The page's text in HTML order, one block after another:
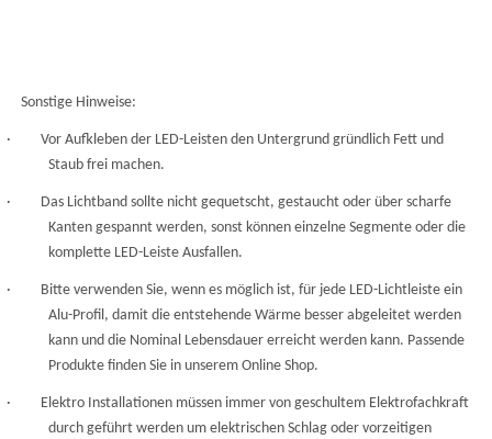
Sonstige Hinweise:
· Vor Aufkleben der LED-Leisten den Untergrund gründlich Fett und
Staub frei machen.
· Das Lichtband sollte nicht gequetscht, gestaucht oder über scharfe
Kanten gespannt werden, sonst können einzelne Segmente oder die
komplette LED-Leiste Ausfallen.
· Bitte verwenden Sie, wenn es möglich ist, für jede LED-Lichtleiste ein
Alu-Profil, damit die entstehende Wärme besser abgeleitet werden
kann und die Nominal Lebensdauer erreicht werden kann. Passende
Produkte finden Sie in unserem Online Shop.
· Elektro Installationen müssen immer von geschultem Elektrofachkraft
durch geführt werden um elektrischen Schlag oder vorzeitigen